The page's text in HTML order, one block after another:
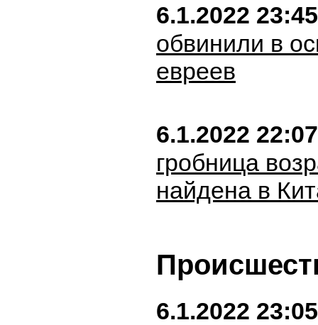
6.1.2022 23:45
обвинили в
евреев
6.1.2022 22:07
гробница
найдена в
6.1.2022 23:05